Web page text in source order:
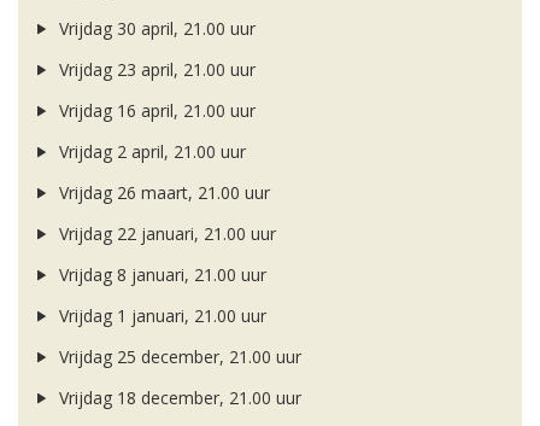
Vrijdag 30 april, 21.00 uur
Vrijdag 23 april, 21.00 uur
Vrijdag 16 april, 21.00 uur
Vrijdag 2 april, 21.00 uur
Vrijdag 26 maart, 21.00 uur
Vrijdag 22 januari, 21.00 uur
Vrijdag 8 januari, 21.00 uur
Vrijdag 1 januari, 21.00 uur
Vrijdag 25 december, 21.00 uur
Vrijdag 18 december, 21.00 uur